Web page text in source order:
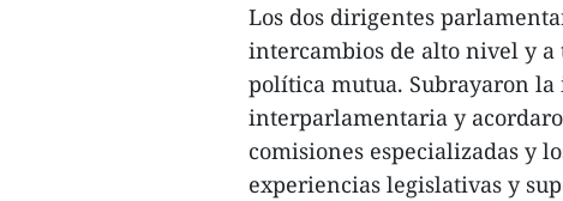
Los dos dirigentes
intercambios de alto nivel y
política mutua. Subrayaron
interparlamentaria y
comisiones especializadas y
experiencias legislativas y